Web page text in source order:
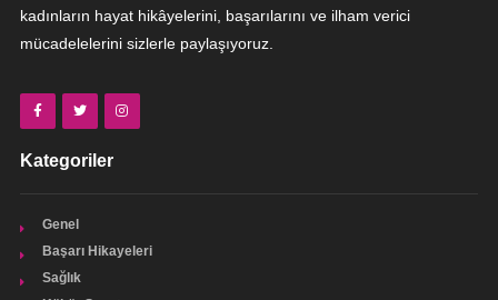
kadınların hayat hikâyelerini, başarılarını ve ilham verici
mücadelelerini sizlerle paylaşıyoruz.
Kategoriler
Genel
Başarı Hikayeleri
Sağlık